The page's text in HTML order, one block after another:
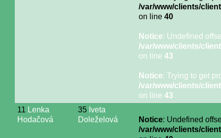
/var/www/clients/
on line 40
Notice: Undefined
/var/www/clients/
on line 43
Notice: Trying to get
/var/www/clients/
on line 43
11 Lenka
Hodačová
35 Iveta
Doleželová
Notice: Undefined
/var/www/clients/